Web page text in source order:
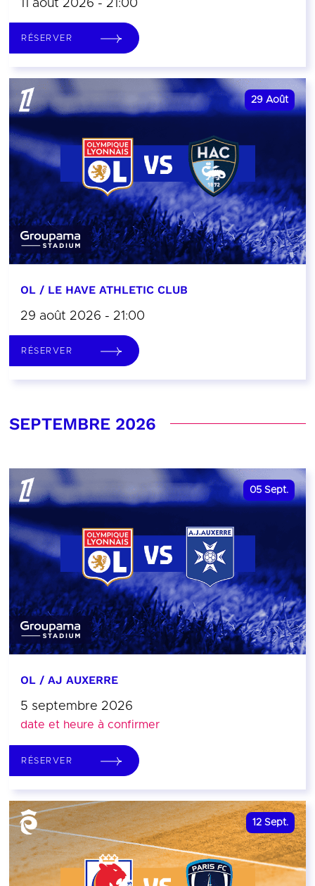
11 août 2026 - 21:00
RÉSERVER
29 Août
OL / LE HAVE ATHLETIC CLUB
29 août 2026 - 21:00
RÉSERVER
SEPTEMBRE 2026
05 Sept.
OL / AJ AUXERRE
5 septembre 2026
date et heure à confirmer
RÉSERVER
12 Sept.